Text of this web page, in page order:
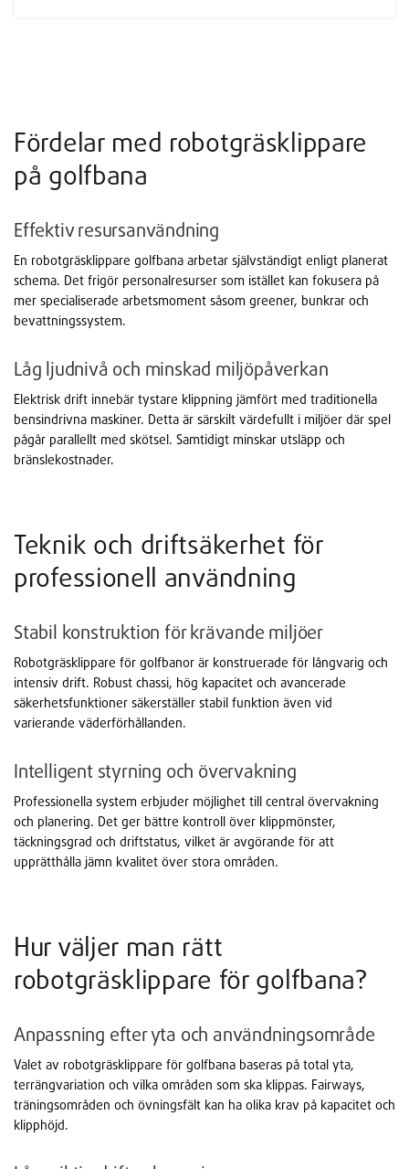
Fördelar med robotgräsklippare
på golfbana
Effektiv resursanvändning
En robotgräsklippare golfbana arbetar självständigt enligt planerat
schema. Det frigör personalresurser som istället kan fokusera på
mer specialiserade arbetsmoment såsom greener, bunkrar och
bevattningssystem.
Låg ljudnivå och minskad miljöpåverkan
Elektrisk drift innebär tystare klippning jämfört med traditionella
bensindrivna maskiner. Detta är särskilt värdefullt i miljöer där spel
pågår parallellt med skötsel. Samtidigt minskar utsläpp och
bränslekostnader.
Teknik och driftsäkerhet för
professionell användning
Stabil konstruktion för krävande miljöer
Robotgräsklippare för golfbanor är konstruerade för långvarig och
intensiv drift. Robust chassi, hög kapacitet och avancerade
säkerhetsfunktioner säkerställer stabil funktion även vid
varierande väderförhållanden.
Intelligent styrning och övervakning
Professionella system erbjuder möjlighet till central övervakning
och planering. Det ger bättre kontroll över klippmönster,
täckningsgrad och driftstatus, vilket är avgörande för att
upprätthålla jämn kvalitet över stora områden.
Hur väljer man rätt
robotgräsklippare för golfbana?
Anpassning efter yta och användningsområde
Valet av robotgräsklippare för golfbana baseras på total yta,
terrängvariation och vilka områden som ska klippas. Fairways,
träningsområden och övningsfält kan ha olika krav på kapacitet och
klipphöjd.